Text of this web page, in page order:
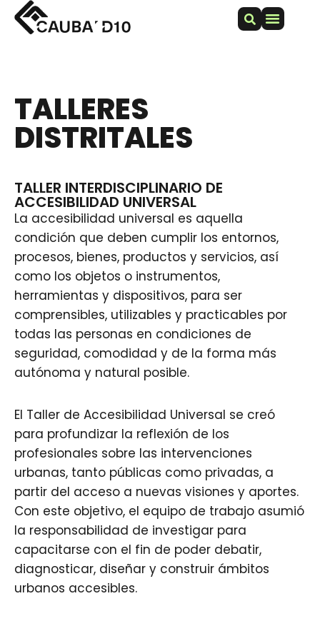
TALLERES
DISTRITALES
TALLER INTERDISCIPLINARIO DE
ACCESIBILIDAD UNIVERSAL
La accesibilidad universal es aquella
condición que deben cumplir los entornos,
procesos, bienes, productos y servicios, así
como los objetos o instrumentos,
herramientas y dispositivos, para ser
comprensibles, utilizables y practicables por
todas las personas en condiciones de
seguridad, comodidad y de la forma más
autónoma y natural posible.
El Taller de Accesibilidad Universal se creó
para profundizar la reflexión de los
profesionales sobre las intervenciones
urbanas, tanto públicas como privadas, a
partir del acceso a nuevas visiones y aportes.
Con este objetivo, el equipo de trabajo asumió
la responsabilidad de investigar para
capacitarse con el fin de poder debatir,
diagnosticar, diseñar y construir ámbitos
urbanos accesibles.